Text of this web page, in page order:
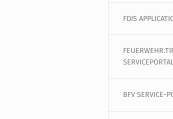
FDIS
BFV SERVICE-